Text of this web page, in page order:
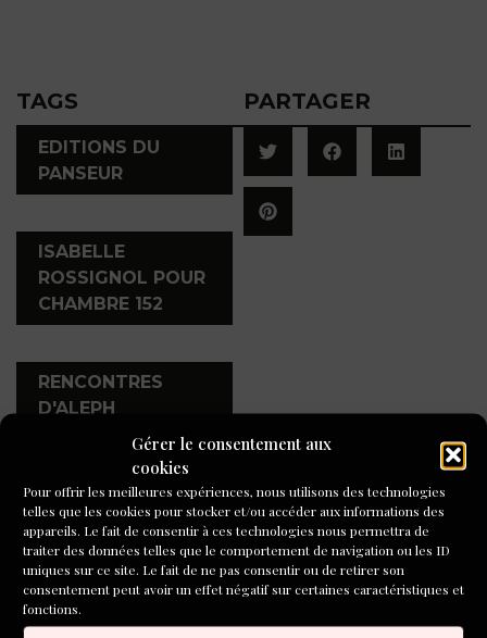
Gérer le consentement aux
cookies
Pour offrir les meilleures expériences, nous utilisons des technologies
telles que les cookies pour stocker et/ou accéder aux informations des
appareils. Le fait de consentir à ces technologies nous permettra de
traiter des données telles que le comportement de navigation ou les ID
uniques sur ce site. Le fait de ne pas consentir ou de retirer son
consentement peut avoir un effet négatif sur certaines caractéristiques et
fonctions.
TAGS
EDITIONS DU
PANSEUR
ISABELLE
ROSSIGNOL POUR
CHAMBRE 152
RENCONTRES
D'ALEPH
PARTAGER
A LIRE AUSSI